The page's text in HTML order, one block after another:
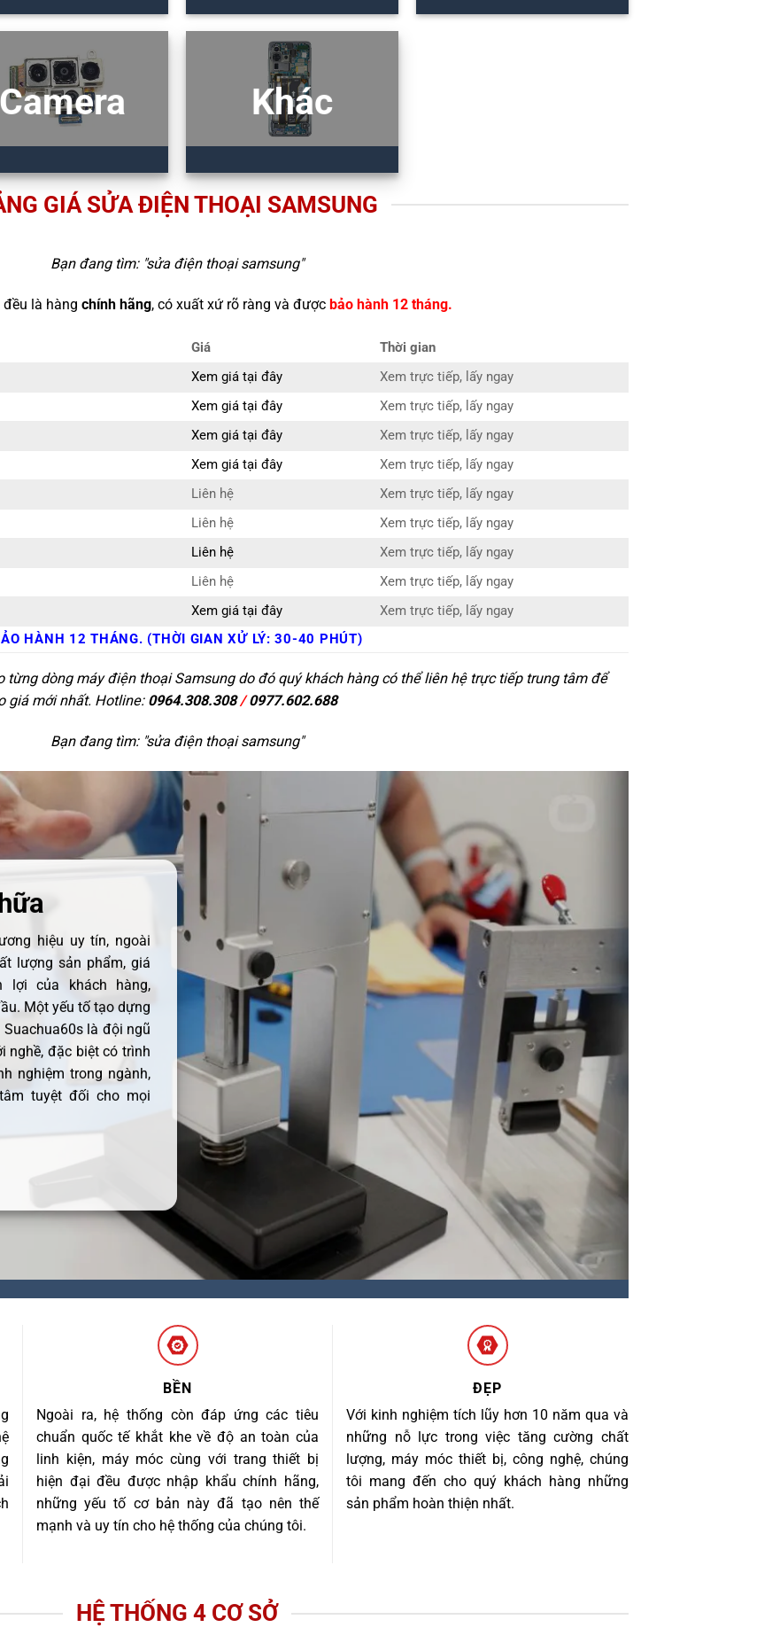
Camera Khác
GIÁ SỬA ĐIỆN THOẠI SAMSUNG
Bạn đang tìm: "sửa điện thoại samsung"
đều là hàng chính hãng, có xuất xứ rõ ràng và được bảo hành 12 tháng.
Giá
Thời gian
Xem giá tại đây
Xem trực tiếp, lấy ngay
Xem giá tại đây
Xem trực tiếp, lấy ngay
Xem giá tại đây
Xem trực tiếp, lấy ngay
Xem giá tại đây
Xem trực tiếp, lấy ngay
Liên hệ
Xem trực tiếp, lấy ngay
Liên hệ
Xem trực tiếp, lấy ngay
Liên hệ
Xem trực tiếp, lấy ngay
Liên hệ
Xem trực tiếp, lấy ngay
Xem giá tại đây
Xem trực tiếp, lấy ngay
HÀNH 12 THÁNG. (THỜI GIAN XỬ LÝ: 30-40 PHÚT)
dòng máy điện thoại Samsung do đó quý khách hàng có thể liên hệ trực tiếp trung tâm để
giá mới nhất. Hotline: 0964.308.308/0977.602.688
Bạn đang tìm: "sửa điện thoại samsung"
hiệu uy tín, ngoài
lượng sản phẩm, giá
lợi của khách hàng,
Một yếu tố tạo dựng
là đội ngũ
nghề, đặc biệt có trình
nghiệm trong ngành,
tuyệt đối cho mọi
BỀN
Ngoài ra, hệ thống còn đáp ứng các tiêu
chuẩn quốc tế khắt khe về độ an toàn của
linh kiện, máy móc cùng với trang thiết bị
hiện đại đều được nhập khẩu chính hãng,
những yếu tố cơ bản này đã tạo nên thế
mạnh và uy tín cho hệ thống của chúng tôi.
ĐẸP
Với kinh nghiệm tích lũy hơn 10 năm qua và
những nỗ lực trong việc tăng cường chất
lượng, máy móc thiết bị, công nghệ, chúng
tôi mang đến cho quý khách hàng những
sản phẩm hoàn thiện nhất.
HỆ THỐNG 4 CƠ SỞ